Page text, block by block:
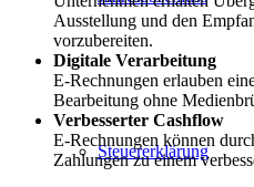
Steuererklärung
Ausstellung und den
vorzubereiten.
Digitale Verarbeitung
E-Rechnungen erlauben
Bearbeitung ohne
Verbesserter Cashflow
E-Rechnungen können
Zahlungen zu einem